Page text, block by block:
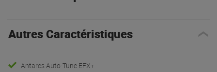
Autres Caractéristiques
Antares Auto-Tune EFX+